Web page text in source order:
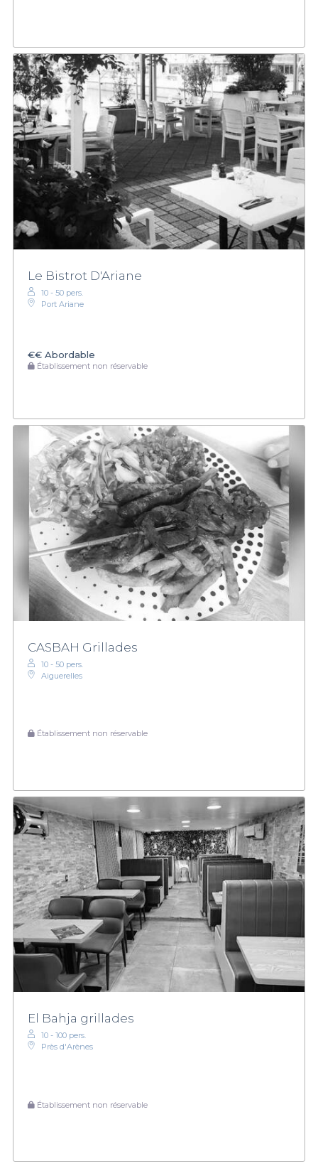
Le Bistrot D'Ariane
10 - 50 pers.
Port Ariane
€€ Abordable
Établissement non réservable
CASBAH Grillades
10 - 50 pers.
Aiguerelles
Établissement non réservable
El Bahja grillades
10 - 100 pers.
Près d'Arènes
Établissement non réservable